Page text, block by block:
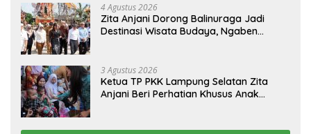
4 Agustus 2026
Zita Anjani Dorong Balinuraga Jadi
Destinasi Wisata Budaya, Ngaben
3 Agustus 2026
Ketua TP PKK Lampung Selatan Zita
Anjani Beri Perhatian Khusus Anak